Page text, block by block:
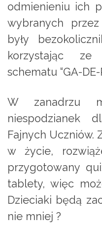
odmienieniu ich
wybranych przez
były
korzystając ze
schematu “GA-DE-
W zanadrzu
niespodzianek
Fajnych Uczniów.
w życie,
przygotowany
tablety, więc
Dzieciaki będą
nie mniej ?